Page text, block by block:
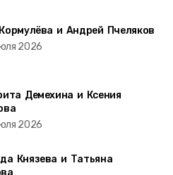
и Андрей Пчеляков
2026
Демехина и Ксения
2026
Князева и Татьяна